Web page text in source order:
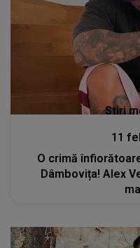
Stiri
11
O crimă
Dâmbovița! Alex